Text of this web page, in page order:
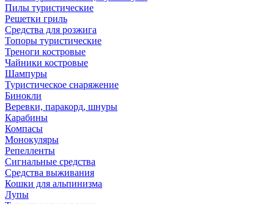
Пилы туристические
Решетки гриль
Средства для розжига
Топоры туристические
Треноги костровые
Чайники костровые
Шампуры
Туристическое снаряжение
Бинокли
Веревки, паракорд, шнуры
Карабины
Компасы
Монокуляры
Репелленты
Сигнальные средства
Средства выживания
Кошки для альпинизма
Лупы